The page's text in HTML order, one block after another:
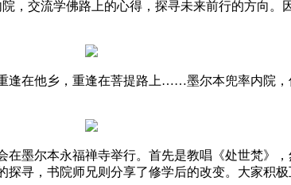
交流学佛路上的心得，探寻未来前行的方向。
在他乡，重逢在菩提路上……墨尔本兜率内院，
尔本永福禅寺举行。首先是教唱《处世梵》
寻，书院师兄则分享了修学后的改变。大家积